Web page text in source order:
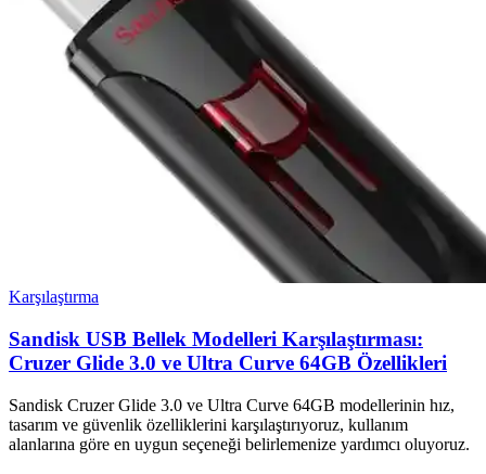
Karşılaştırma
Sandisk USB Bellek Modelleri Karşılaştırması:
Cruzer Glide 3.0 ve Ultra Curve 64GB Özellikleri
Sandisk Cruzer Glide 3.0 ve Ultra Curve 64GB modellerinin hız,
tasarım ve güvenlik özelliklerini karşılaştırıyoruz, kullanım
alanlarına göre en uygun seçeneği belirlemenize yardımcı oluyoruz.